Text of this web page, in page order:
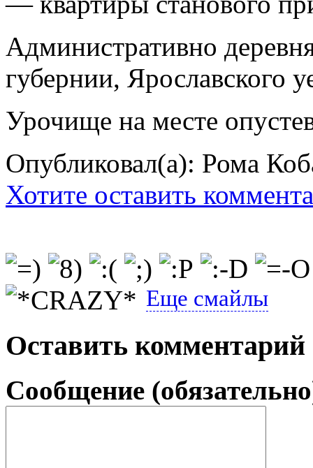
Административно
губернии, Ярославского
Урочище на месте
Опубликовал(а): Рома
Хотите оставить
Еще смайлы
Оставить комментарий
Сообщение